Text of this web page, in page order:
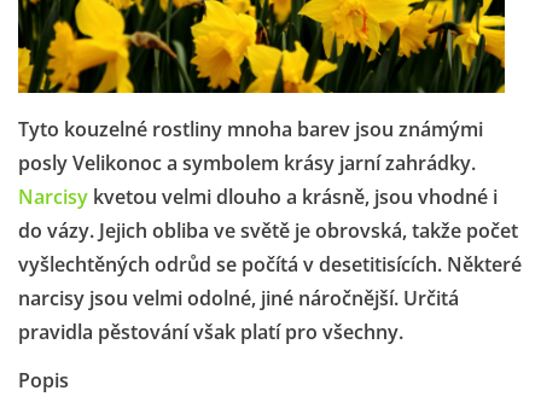
Tyto kouzelné rostliny mnoha barev jsou známými
posly Velikonoc a symbolem krásy jarní zahrádky.
Narcisy kvetou velmi dlouho a krásně, jsou vhodné i
do vázy. Jejich obliba ve světě je obrovská, takže počet
vyšlechtěných odrůd se počítá v desetitisících. Některé
narcisy jsou velmi odolné, jiné náročnější. Určitá
pravidla pěstování však platí pro všechny.
Popis